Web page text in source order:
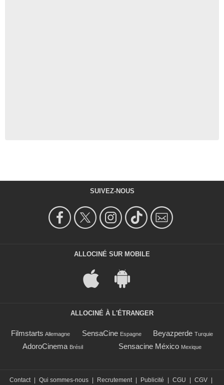
SUIVEZ-NOUS
ALLOCINÉ SUR MOBILE
ALLOCINÉ À L'ÉTRANGER
Filmstarts Allemagne SensaCine Espagne Beyazperde Turquie
AdoroCinema Brésil Sensacine México Mexique
Contact | Qui sommes-nous | Recrutement | Publicité | CGU | CGV |